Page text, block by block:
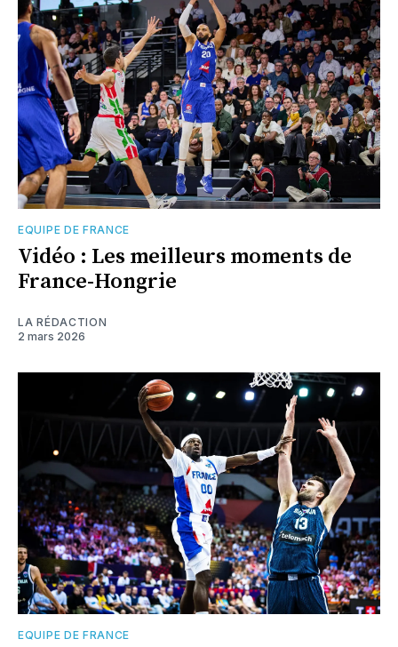
EQUIPE DE FRANCE
Vidéo : Les meilleurs moments de
France-Hongrie
LA RÉDACTION
2 mars 2026
EQUIPE DE FRANCE